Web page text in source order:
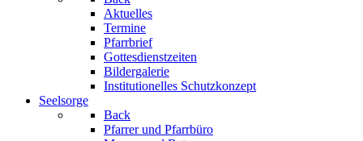
Aktuelles
Termine
Pfarrbrief
Gottesdienstzeiten
Bildergalerie
Institutionelles Schutzkonzept
Seelsorge
Back
Pfarrer und Pfarrbüro